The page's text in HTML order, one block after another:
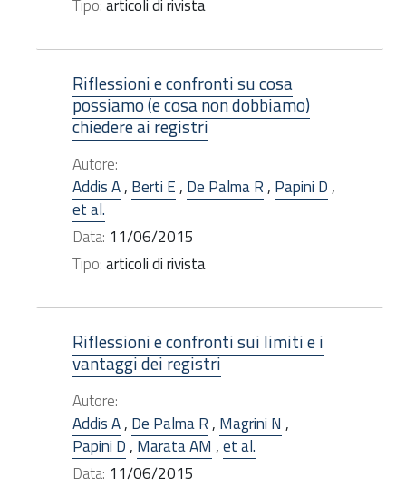
Tipo:articoli di rivista
Riflessioni e confronti su cosa
possiamo (e cosa non dobbiamo)
chiedere ai registri
Autore:
Addis A, Berti E, De Palma R, Papini D,
et al.
Data: 11/06/2015
Tipo:articoli di rivista
Riflessioni e confronti sui limiti e i
vantaggi dei registri
Autore:
Addis A, De Palma R, Magrini N ,
Papini D, Marata AM ,et al.
Data: 11/06/2015